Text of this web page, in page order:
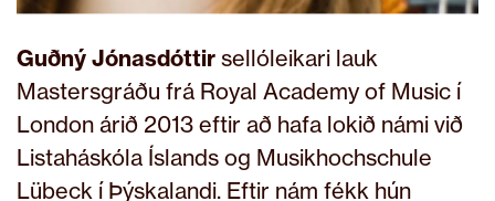
Guðný Jónasdóttir sellóleikari lauk
Mastersgráðu frá Royal Academy of Music í
London árið 2013 eftir að hafa lokið námi við
Listaháskóla Íslands og Musikhochschule
Lübeck í Þýskalandi. Eftir nám fékk hún